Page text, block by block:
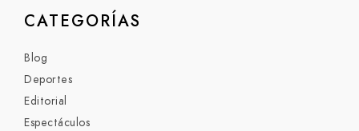
CATEGORÍAS
Blog
Deportes
Editorial
Espectáculos